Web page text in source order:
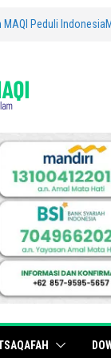
MAQI Peduli Indonesia